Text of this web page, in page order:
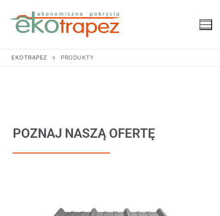
EKOTRAPEZ PRODUKTY
POZNAJ NASZĄ OFERTĘ